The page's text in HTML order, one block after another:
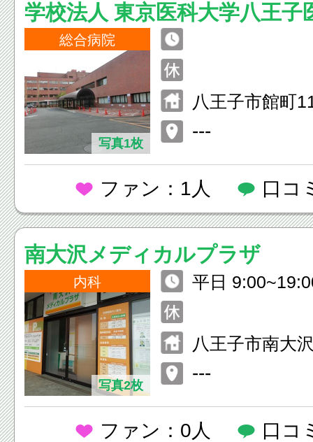
学校法人 東京医科大学八王子
総合病院
写真1枚
八王子市館町
---
ファン：1人 口コ
南大沢メディカルプラザ
内科
写真2枚
平日
ります。
八王子市南大
---
ファン：0人 口コ